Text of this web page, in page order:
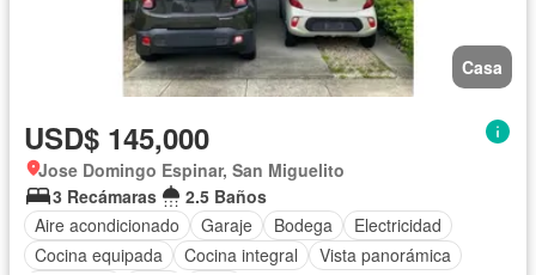
Casa
USD$ 145,000
Jose Domingo Espinar, San Miguelito
3 Recámaras
2.5 Baños
Aire acondicionado
Garaje Bodega
Electricidad
Cocina equipada
Cocina integral
Vista panorámica